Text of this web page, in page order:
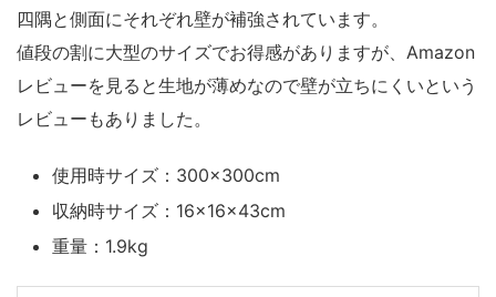
四隅と側面にそれぞれ壁が補強されています。
値段の割に大型のサイズでお得感がありますが、Amazon
レビューを見ると生地が薄めなので壁が立ちにくいという
レビューもありました。
使用時サイズ：300×300cm
収納時サイズ：16×16×43cm
重量：1.9kg